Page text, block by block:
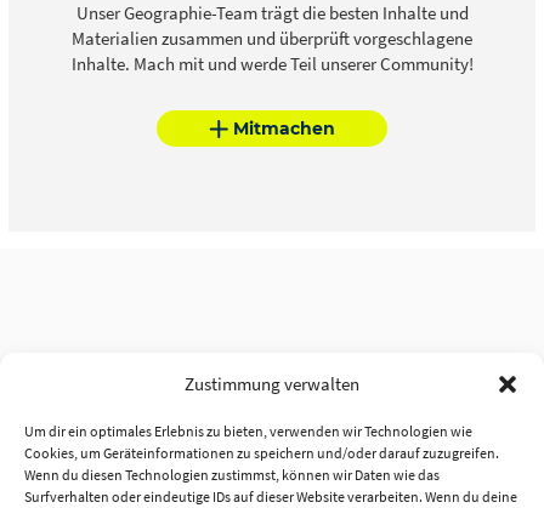
Zustimmung verwalten
Um dir ein optimales Erlebnis zu bieten, verwenden wir Technologien wie
Cookies, um Geräteinformationen zu speichern und/oder darauf zuzugreifen.
Wenn du diesen Technologien zustimmst, können wir Daten wie das
Surfverhalten oder eindeutige IDs auf dieser Website verarbeiten. Wenn du deine
Unser Geographie-Team trägt die besten Inhalte und
Materialien zusammen und überprüft vorgeschlagene
Inhalte. Mach mit und werde Teil unserer Community!
Mitmachen